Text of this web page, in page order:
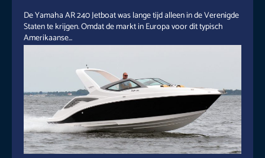
De Yamaha AR 240 Jetboat was lange tijd alleen in de Verenigde
Staten te krijgen. Omdat de markt in Europa voor dit typisch
Amerikaanse...